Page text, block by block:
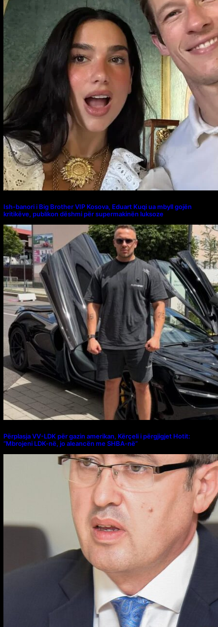
Ish-banori i Big Brother VIP Kosova, Eduart Kuqi ua mbyll gojën
kritikëve, publikon dëshmi për supermakinën luksoze
Përplasja VV-LDK për gazin amerikan, Kërçeli i përgjigjet Hotit:
“Mbrojeni LDK-në, jo aleancën me SHBA-në”